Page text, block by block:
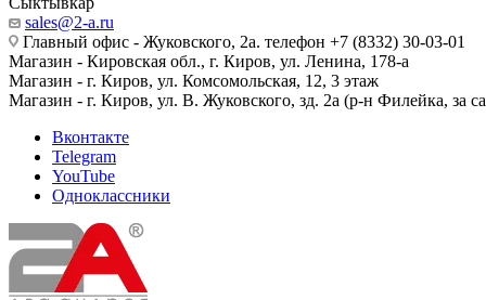
sales@2-a.ru
Главный офис - Жуковского, 2а. телефон +7 (8332) 30-03-01
Магазин - Кировская обл., г. Киров, ул. Ленина, 178-а
Магазин - г. Киров, ул. Комсомольская, 12, 3 этаж
Магазин - г. Киров, ул. В. Жуковского, зд. 2а (р-н Филейка, за
Вконтакте
Telegram
YouTube
Одноклассники